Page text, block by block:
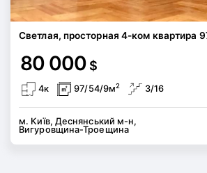
Светлая, просторная 4-ком квартира
80 000 $
4к 97/54/9м2 3/16
м. Київ, Деснянський м-н,
Вигуровщина-Троещина